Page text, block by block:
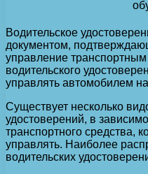
Водительское
документом,
управление
водительского
управлять автомобилем
Существует несколько
удостоверений, в
транспортного средства,
управлять. Наиболее
водительских